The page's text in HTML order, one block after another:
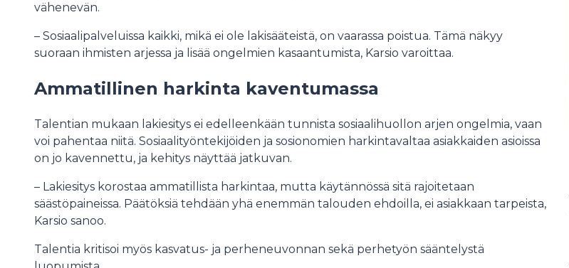
vähenevän.
– Sosiaalipalveluissa kaikki, mikä ei ole lakisääteistä, on vaarassa poistua. Tämä näkyy
suoraan ihmisten arjessa ja lisää ongelmien kasaantumista, Karsio varoittaa.
Ammatillinen harkinta kaventumassa
Talentian mukaan lakiesitys ei edelleenkään tunnista sosiaalihuollon arjen ongelmia, vaan
voi pahentaa niitä. Sosiaalityöntekijöiden ja sosionomien harkintavaltaa asiakkaiden asioissa
on jo kavennettu, ja kehitys näyttää jatkuvan.
– Lakiesitys korostaa ammatillista harkintaa, mutta käytännössä sitä rajoitetaan
säästöpaineissa. Päätöksiä tehdään yhä enemmän talouden ehdoilla, ei asiakkaan tarpeista,
Karsio sanoo.
Talentia kritisoi myös kasvatus- ja perheneuvonnan sekä perhetyön sääntelystä